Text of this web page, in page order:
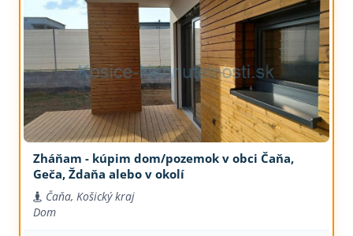
Zháňam - kúpim dom/pozemok v obci Čaňa,
Geča, Ždaňa alebo v okolí
Čaňa, Košický kraj
Dom